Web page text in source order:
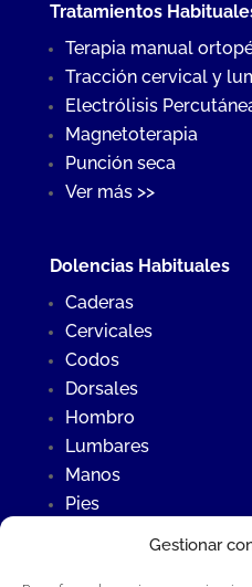
Gestionar
Tratamientos
Terapia manual
Tracción cervical y
Electrólisis
Magnetoterapia
Punción seca
Ver más >>
Dolencias Habituales
Caderas
Cervicales
Codos
Dorsales
Hombro
Lumbares
Manos
Pies